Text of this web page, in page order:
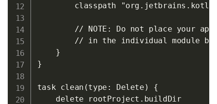
classpath
// NOTE: Do not place your
// in the individual module
    }
}
task clean(type: Delete) {
    delete rootProject.buildDir